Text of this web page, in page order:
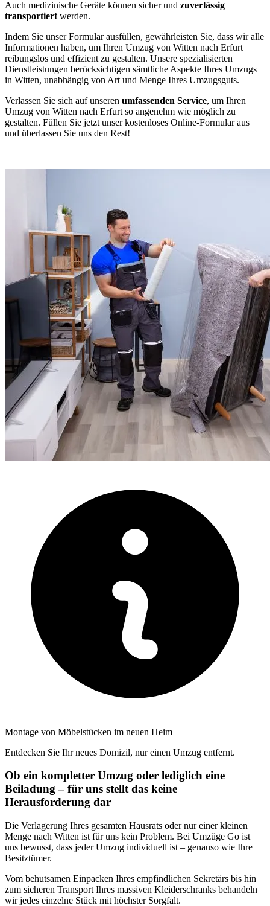
Auch medizinische Geräte können sicher und zuverlässig
transportiert werden.
Indem Sie unser Formular ausfüllen, gewährleisten Sie, dass wir alle
Informationen haben, um Ihren Umzug von Witten nach Erfurt
reibungslos und effizient zu gestalten. Unsere spezialisierten
Dienstleistungen berücksichtigen sämtliche Aspekte Ihres Umzugs
in Witten, unabhängig von Art und Menge Ihres Umzugsguts.
Verlassen Sie sich auf unseren umfassenden Service, um Ihren
Umzug von Witten nach Erfurt so angenehm wie möglich zu
gestalten. Füllen Sie jetzt unser kostenloses Online-Formular aus
und überlassen Sie uns den Rest!
Montage von Möbelstücken im neuen Heim
Entdecken Sie Ihr neues Domizil, nur einen Umzug entfernt.
Ob ein kompletter Umzug oder lediglich eine
Beiladung – für uns stellt das keine
Herausforderung dar
Die Verlagerung Ihres gesamten Hausrats oder nur einer kleinen
Menge nach Witten ist für uns kein Problem. Bei Umzüge Go ist
uns bewusst, dass jeder Umzug individuell ist – genauso wie Ihre
Besitztümer.
Vom behutsamen Einpacken Ihres empfindlichen Sekretärs bis hin
zum sicheren Transport Ihres massiven Kleiderschranks behandeln
wir jedes einzelne Stück mit höchster Sorgfalt.